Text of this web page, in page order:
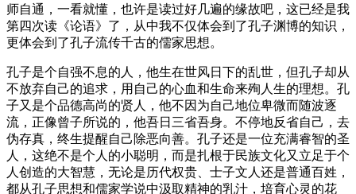
师自通，一看就懂，也许是读过好几遍的缘故吧，这已经是我
第四次读《论语》了，从中我不仅体会到了孔子渊博的知识，
更体会到了孔子流传千古的儒家思想。
孔子是个自强不息的人，他生在世风日下的乱世，但孔子却从
不放弃自己的追求，用自己的心血和生命来殉人生的理想。孔
子又是个品德高尚的贤人，他不因为自己地位卑微而随波逐
流，正像曾子所说的，他吾日三省吾身。不停地反省自己，去
伪存真，终生提醒自己除恶向善。孔子还是一位充满睿智的圣
人，这绝不是个人的小聪明，而是扎根于民族文化又立足于个
人创造的大智慧，无论是历代权贵、士子文人还是普通百姓，
都从孔子思想和儒家学说中汲取精神的乳汁，培育心灵的花